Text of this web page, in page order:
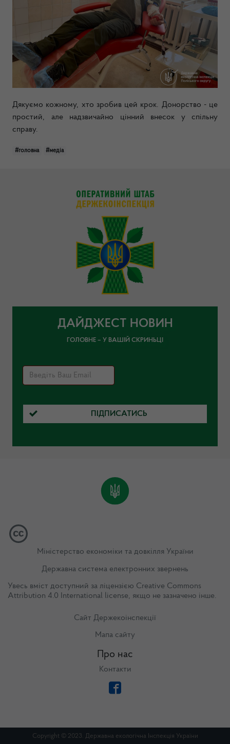
Дякуємо кожному, хто зробив цей крок. Донорство - це
простий, але надзвичайно цінний внесок у спільну
справу.
#головна #медіа
ДАЙДЖЕСТ НОВИН
ГОЛОВНЕ – У ВАШІЙ СКРИНЬЦІ
ПІДПИСАТИСЬ
Міністерство економіки та довкілля України
Державна система електронних звернень
Увесь вміст доступний за ліцензією Creative Commons
Attribution 4.0 International license, якщо не зазначено інше.
Сайт Держекоінспекції
Мапа сайту
Про нас
Контакти
Copyright © 2023. Державна екологічна Інспекція України